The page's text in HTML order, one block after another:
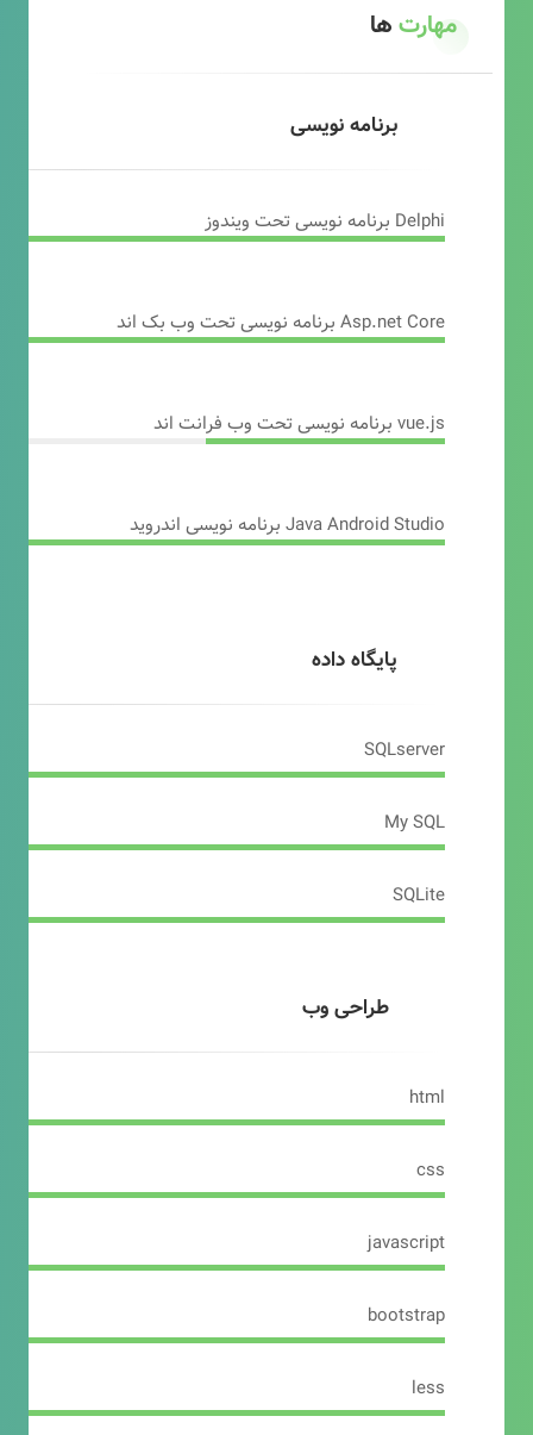
مهارتها
برنامه نویسی
Delphi برنامه نویسی تحت ویندوز
Asp.net Core برنامه نویسی تحت وب بک اند
vue.js برنامه نویسی تحت وب فرانت اند
Java Android Studio برنامه نویسی اندروید
پایگاه داده
SQLserver
My SQL
SQLite
طراحی وب
html
css
javascript
bootstrap
less